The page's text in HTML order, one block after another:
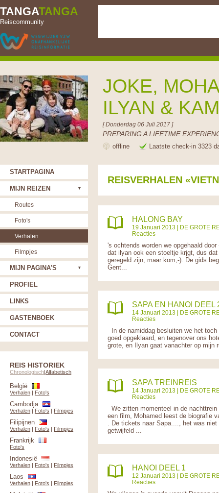
TANGATANGA
Reiscommunity
JOKE,
ILYAN &
[ Donderdag 06 Juli 2017 ]
PREPARING A LIFETIME
offline Laatste check-in 3323
REISVERHALEN
HALONG BAY
19 Januari 2013 | DE GROTE
Reacties
's ochtends worden we opgehaald
dat ilyan ook een stoeltje krjgt, dus
geregeld zijn, maar kom;-). De gids
Gent...
SAPA EN HANOI DEEL
14 Januari 2013 | DE GROTE
Reacties
In de namiddag besluiten we het
goed opgeklaard, en tegenover ons
grote, en Ilyan gaat vanachter op mijn
SAPA TREINREIS
14 Januari 2013 | DE GROTE
Reacties
We zitten momenteel in de
een film, Mohamed leest de biografie
. De tickets naar Sapa...., het was
getwijfeld ...
HANOI DEEL 1
12 Januari 2013 | DE GROTE
Reacties
STARTPAGINA
MIJN REIZEN
Routes
Foto's
Verhalen
Filmpjes
MIJN PAGINA'S
PROFIEL
LINKS
GASTENBOEK
CONTACT
REIS HISTORIEK
Chronologisch|Alfabetisch
België
Verhalen | Foto's
Cambodja
Verhalen | Foto's | Filmpjes
Filipijnen
Verhalen | Foto's | Filmpjes
Frankrijk
Foto's
Indonesië
Verhalen | Foto's | Filmpjes
Laos
Verhalen | Foto's | Filmpjes